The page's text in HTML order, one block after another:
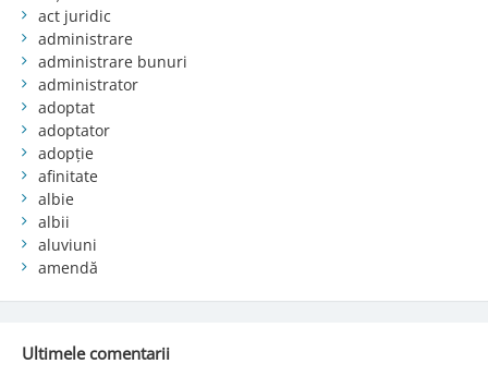
act juridic
administrare
administrare bunuri
administrator
adoptat
adoptator
adopție
afinitate
albie
albii
aluviuni
amendă
Ultimele comentarii